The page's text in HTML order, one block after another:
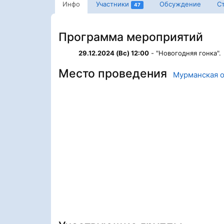
Инфо Участники 47 Обсуждение
Программа мероприятий
29.12.2024 (Вс) 12:00 - "Новогодняя гонка".
Место проведения Мурманская